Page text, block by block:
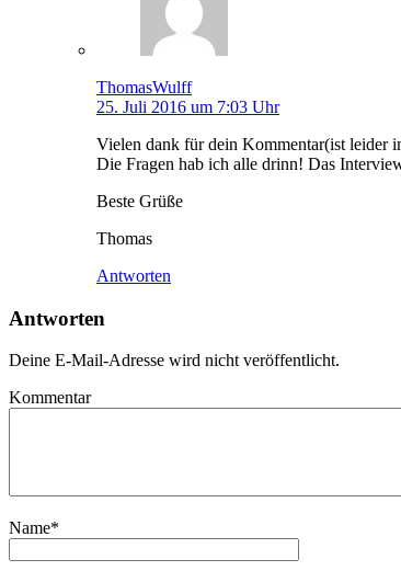
ThomasWulff
25. Juli 2016 um 7:03 Uhr
Vielen dank für dein Kommentar(ist leider
Die Fragen hab ich alle drinn! Das
Beste Grüße
Thomas
Antworten
Antworten
Deine E-Mail-Adresse wird nicht veröffentlicht.
Kommentar
Name*